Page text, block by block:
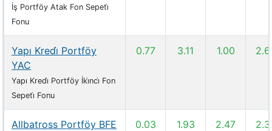
İş Portföy Atak Fon Sepeti̇
Fonu
Yapı Kredi̇ Portföy
YAC
Yapı Kredi̇ Portföy İki̇nci̇ Fon
Sepeti̇ Fonu
0.77 3.11 1.00
Allbatross Portföy BFE 0.03 1.93 2.47